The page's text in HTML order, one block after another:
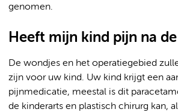
genomen.
Heeft mijn kind pijn na
De wondjes en het operatiegebied
zijn voor uw kind. Uw kind krijgt een
pijnmedicatie, meestal is dit
de kinderarts en plastisch chirurg kan,